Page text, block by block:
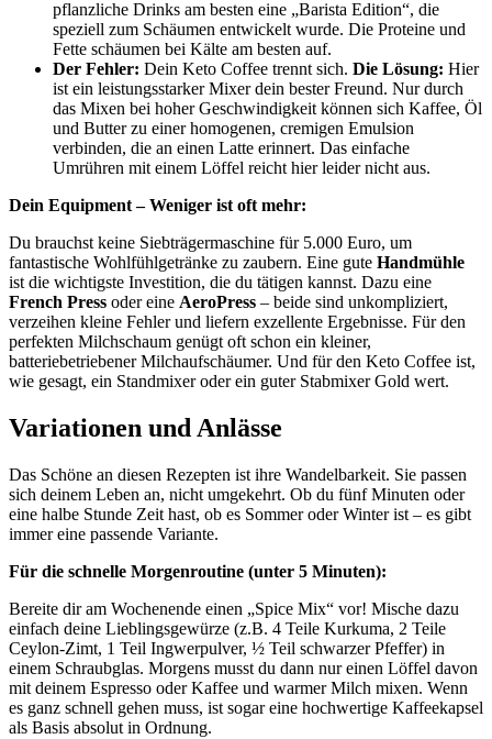
pflanzliche Drinks am besten eine „Barista Edition“, die
speziell zum Schäumen entwickelt wurde. Die Proteine und
Fette schäumen bei Kälte am besten auf.
Der Fehler: Dein Keto Coffee trennt sich. Die Lösung: Hier
ist ein leistungsstarker Mixer dein bester Freund. Nur durch
das Mixen bei hoher Geschwindigkeit können sich Kaffee, Öl
und Butter zu einer homogenen, cremigen Emulsion
verbinden, die an einen Latte erinnert. Das einfache
Umrühren mit einem Löffel reicht hier leider nicht aus.
Dein Equipment – Weniger ist oft mehr:
Du brauchst keine Siebträgermaschine für 5.000 Euro, um
fantastische Wohlfühlgetränke zu zaubern. Eine gute Handmühle
ist die wichtigste Investition, die du tätigen kannst. Dazu eine
French Press oder eine AeroPress – beide sind unkompliziert,
verzeihen kleine Fehler und liefern exzellente Ergebnisse. Für den
perfekten Milchschaum genügt oft schon ein kleiner,
batteriebetriebener Milchaufschäumer. Und für den Keto Coffee ist,
wie gesagt, ein Standmixer oder ein guter Stabmixer Gold wert.
Variationen und Anlässe
Das Schöne an diesen Rezepten ist ihre Wandelbarkeit. Sie passen
sich deinem Leben an, nicht umgekehrt. Ob du fünf Minuten oder
eine halbe Stunde Zeit hast, ob es Sommer oder Winter ist – es gibt
immer eine passende Variante.
Für die schnelle Morgenroutine (unter 5 Minuten):
Bereite dir am Wochenende einen „Spice Mix“ vor! Mische dazu
einfach deine Lieblingsgewürze (z.B. 4 Teile Kurkuma, 2 Teile
Ceylon-Zimt, 1 Teil Ingwerpulver, ½ Teil schwarzer Pfeffer) in
einem Schraubglas. Morgens musst du dann nur einen Löffel davon
mit deinem Espresso oder Kaffee und warmer Milch mixen. Wenn
es ganz schnell gehen muss, ist sogar eine hochwertige Kaffeekapsel
als Basis absolut in Ordnung.